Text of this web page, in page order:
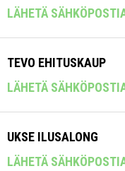
LÄHETÄ
TEVO EHITUSKAUP
LÄHETÄ
UKSE ILUSALONG
LÄHETÄ